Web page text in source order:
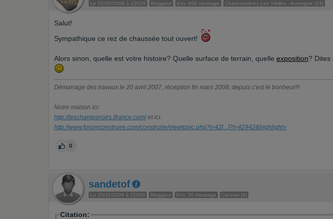
Le 02/05/2009 à 22h29 Bloggeur Env. 800 message Charbonnières Les Vieilles - Auvergne (63)
Salut!
Sympathique ce rez de chaussée tout ouvert!
Alors sinon, quelle est votre histoire? Quelle surface de terrain, quelle exposition? Dites
Démarrage des travaux le 20 avril 2007, réception fin mars 2008; depuis c'est le bonheur!!!
Notre maison ici:
http://leschampsnoirs.ifrance.com/et ici:
http://www.forumconstruire.com/construire/viewtopic.php?t=42[...]?t=42942&highlight=
0
sandetof
Le 20/11/2009 à 22h20 Bloggeur Env. 20 message Cannes (6)
Citation: